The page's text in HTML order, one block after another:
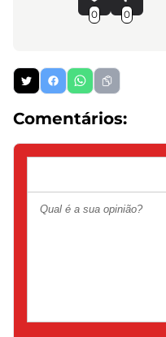
0 0
Comentários: